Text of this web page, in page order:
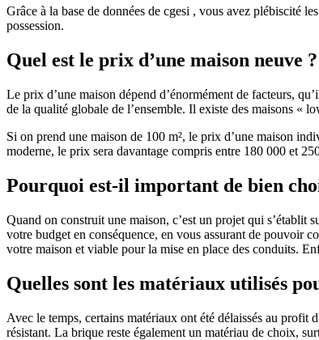
Grâce à la base de données de cgesi , vous avez plébiscité
possession.
Quel est le prix d’une maison neuve ?
Le prix d’une maison dépend d’énormément de facteurs,
de la qualité globale de l’ensemble. Il existe des maisons «
Si on prend une maison de 100 m², le prix d’une maison
moderne, le prix sera davantage compris entre 180 000 et
Pourquoi est-il important de bien
Quand on construit une maison, c’est un projet qui s’établit
votre budget en conséquence, en vous assurant de pouvoir
votre maison et viable pour la mise en place des conduits.
Quelles sont les matériaux utilisés
Avec le temps, certains matériaux ont été délaissés au profit
résistant. La brique reste également un matériau de choix,